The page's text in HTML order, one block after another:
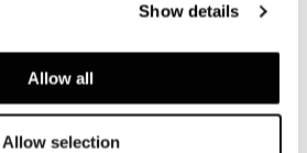
Show details
Allow all
Allow selection